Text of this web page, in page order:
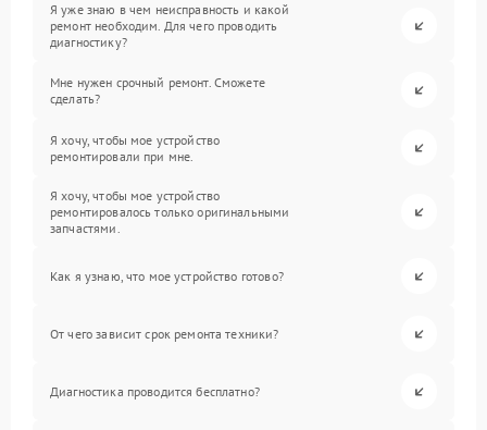
Я уже знаю в чем неисправность и какой
ремонт необходим. Для чего проводить
диагностику?
Мне нужен срочный ремонт. Сможете
сделать?
Я хочу, чтобы мое устройство
ремонтировали при мне.
Я хочу, чтобы мое устройство
ремонтировалось только оригинальными
запчастями.
Как я узнаю, что мое устройство готово?
От чего зависит срок ремонта техники?
Диагностика проводится бесплатно?